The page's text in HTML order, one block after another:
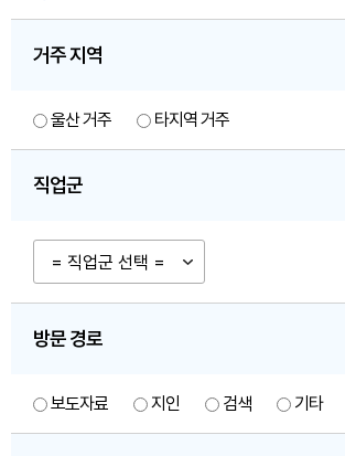
거주 지역
울산 거주 타지역 거주
직업군
방문 경로
보도자료 지인 검색 기타